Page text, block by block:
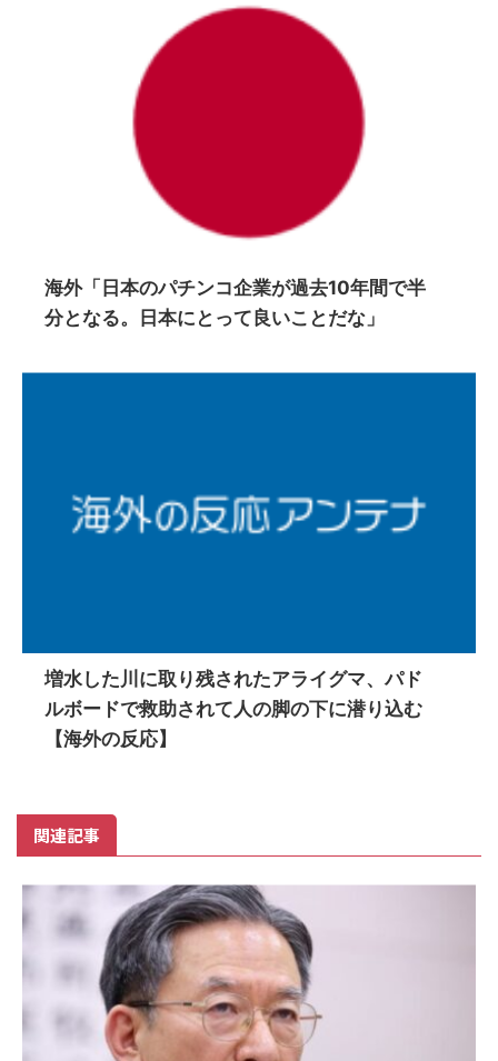
海外「日本のパチンコ企業が過去10年間で半
分となる。日本にとって良いことだな」
増水した川に取り残されたアライグマ、パド
ルボードで救助されて人の脚の下に潜り込む
【海外の反応】
関連記事